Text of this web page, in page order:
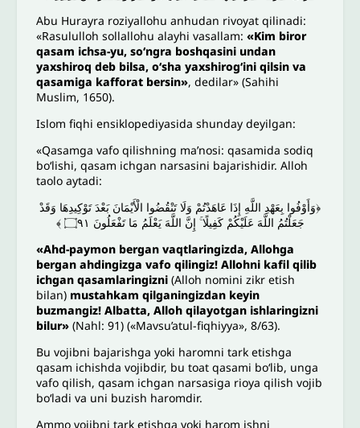
Abu Hurayra roziyallohu anhudan rivoyat qilinadi:
«Rasululloh sollallohu alayhi vasallam:«Kim biror
qasam ichsa-yu, so‘ngra boshqasini undan
yaxshiroq deb bilsa, o‘sha yaxshirog‘ini qilsin va
qasamiga kafforat bersin», dedilar» (Sahihi
Muslim, 1650).
Islom fiqhi ensiklopediyasida shunday deyilgan:
«Qasamga vafo qilishning ma’nosi: qasamida sodiq
bo‘lishi, qasam ichgan narsasini bajarishidir. Alloh
taolo aytadi:
﴿وَأَوْفُوا بِعَهْدِ اللَّهِ إِذَا عَاهَدْتُمْ وَلَا تَنْقُضُوا الْأَيْمَانَ بَعْدَ تَوْكِيدِهَا وَقَدْ
جَعَلْتُمُ اللَّهَ عَلَيْكُمْ كَفِيلًا ۚ إِنَّ اللَّهَ يَعْلَمُ مَا تَفْعَلُونَ ۝٩١ ﴾
«Ahd-paymon bergan vaqtlaringizda, Allohga
bergan ahdingizga vafo qilingiz! Allohni kafil qilib
ichgan qasamlaringizni(Alloh nomini zikr etish
bilan) mustahkam qilganingizdan keyin
buzmangiz! Albatta, Alloh qilayotgan ishlaringizni
bilur» (Nahl: 91) («Mavsu’atul-fiqhiyya», 8/63).
Bu vojibni bajarishga yoki haromni tark etishga
qasam ichishda vojibdir, bu toat qasami bo‘lib, unga
vafo qilish, qasam ichgan narsasiga rioya qilish vojib
bo‘ladi va uni buzish haromdir.
Ammo vojibni tark etishga yoki harom ishni